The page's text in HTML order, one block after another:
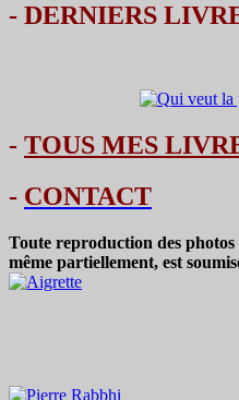
- DERNIERS
- TOUS MES
- CONTACT
Toute reproduction des photos
même partiellement, est